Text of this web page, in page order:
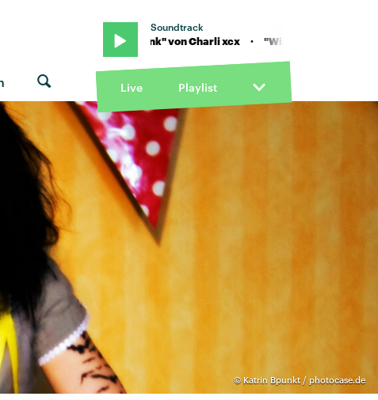
Soundtrack
· "Wink Wink" von Charli xcx · "Wink Wink" von Charli xcx
Live Playlist
© Katrin Bpunkt / photocase.de